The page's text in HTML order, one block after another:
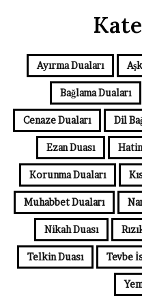
Ayırma Duaları
Bağlama Duaları
Cenaze Duaları Dil
Ezan Duası
Korunma Duaları
Muhabbet Duaları
Nikah Duası
Telkin Duası Tevbe